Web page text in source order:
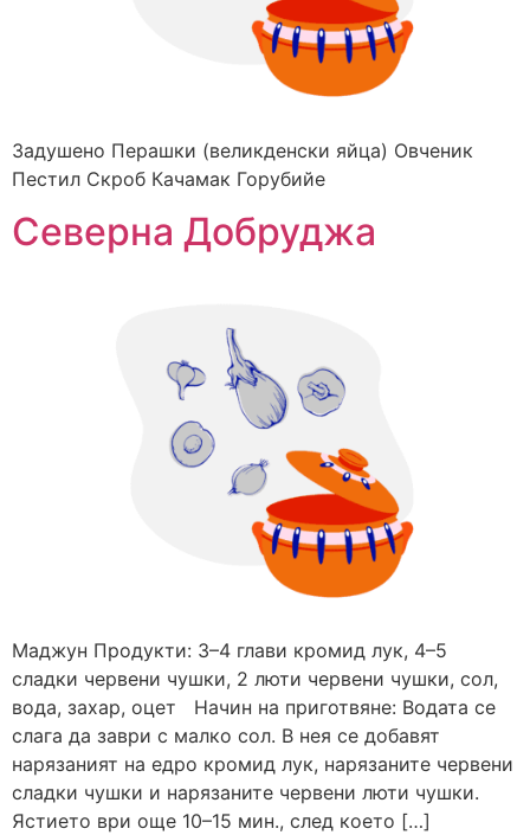
Задушено Перашки (великденски яйца) Овченик
Пестил Скроб Качамак Горубийе
Северна Добруджа
Маджун Продукти: 3–4 глави кромид лук, 4–5
сладки червени чушки, 2 люти червени чушки, сол,
вода, захар, оцет Начин на приготвяне: Водата се
слага да заври с малко сол. В нея се добавят
нарязаният на едро кромид лук, нарязаните червени
сладки чушки и нарязаните червени люти чушки.
Ястието ври още 10–15 мин., след което […]